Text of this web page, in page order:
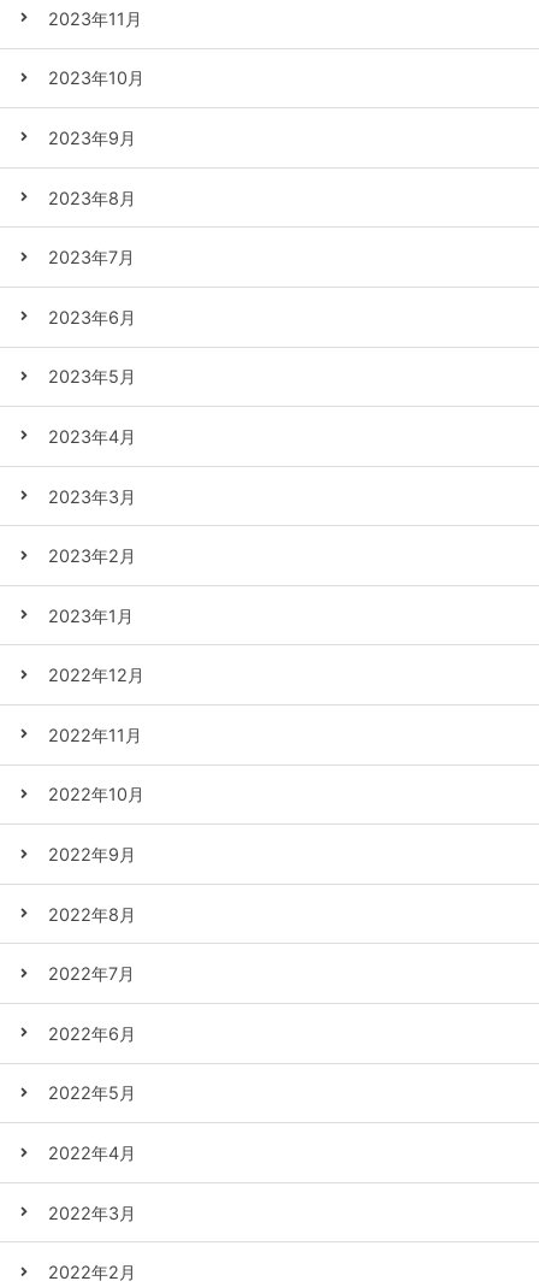
2023年11月
2023年10月
2023年9月
2023年8月
2023年7月
2023年6月
2023年5月
2023年4月
2023年3月
2023年2月
2023年1月
2022年12月
2022年11月
2022年10月
2022年9月
2022年8月
2022年7月
2022年6月
2022年5月
2022年4月
2022年3月
2022年2月